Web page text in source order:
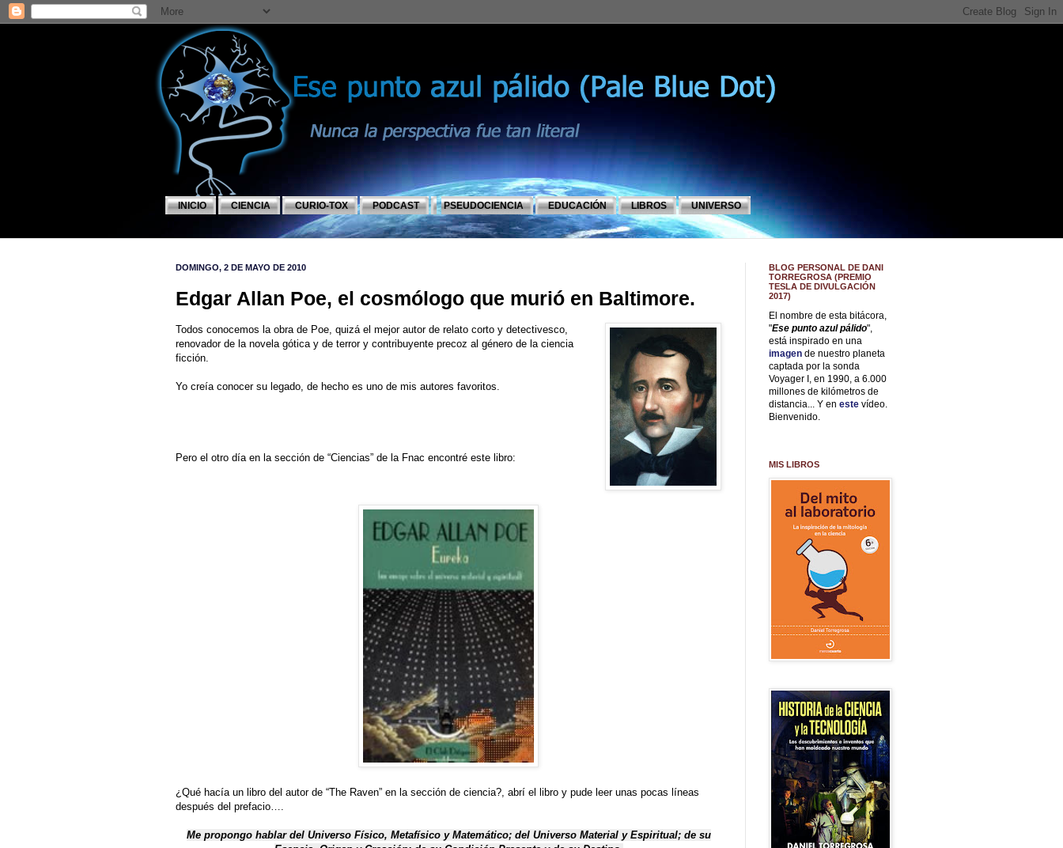
INICIO CIENCIA CURIO-TOX PODCAST PSEUDOCIENCIA EDUCACIÓN LIBROS UNIVERSO
DOMINGO, 2 DE MAYO DE 2010
Edgar Allan Poe, el cosmólogo que murió en Baltimore.
Todos conocemos la obra de Poe, quizá el mejor autor de relato corto y detectivesco,
renovador de la novela gótica y de terror y contribuyente precoz al género de la ciencia
ficción.
Yo creía conocer su legado, de hecho es uno de mis autores favoritos.
Pero el otro día en la sección de “Ciencias” de la Fnac encontré este libro:
¿Qué hacía un libro del autor de “The Raven” en la sección de ciencia?, abrí el libro y pude leer unas pocas líneas
después del prefacio….
Me propongo hablar del Universo Físico, Metafísico y Matemático; del Universo Material y Espiritual; de su
BLOG PERSONAL DE DANI
TORREGROSA (PREMIO
TESLA DE DIVULGACIÓN
2017)
El nombre de esta bitácora,
"Ese punto azul pálido",
está inspirado en una
imagen de nuestro planeta
captada por la sonda
Voyager I, en 1990, a 6.000
millones de kilómetros de
distancia... Y en este vídeo.
Bienvenido.
MIS LIBROS